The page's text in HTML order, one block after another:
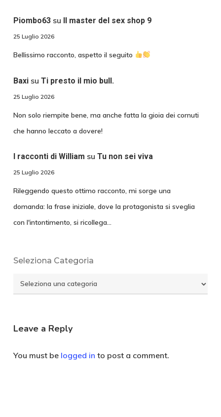
Piombo63su Il master del sex shop 9
25 Luglio 2026
Bellissimo racconto, aspetto il seguito
Baxisu Ti presto il mio bull.
25 Luglio 2026
Non solo riempite bene, ma anche fatta la gioia dei cornuti
che hanno leccato a dovere!
I racconti di William su Tu non sei viva
25 Luglio 2026
Rileggendo questo ottimo racconto, mi sorge una
domanda: la frase iniziale, dove la protagonista si sveglia
con l'intontimento, si ricollega…
Seleziona Categoria
Seleziona
Categoria
Leave a Reply
You must be logged in to post a comment.